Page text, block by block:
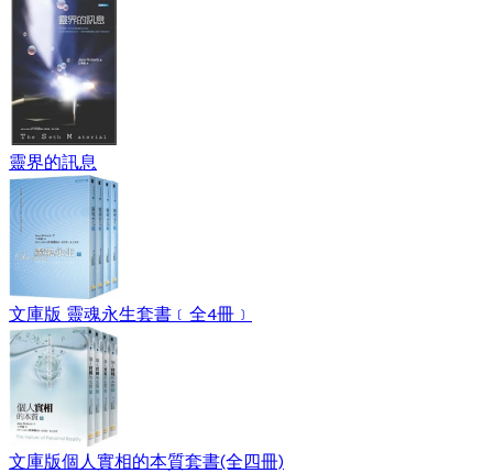
靈界的訊息
文庫版 靈魂永生套書﹝全4冊﹞
文庫版個人實相的本質套書(全四冊)